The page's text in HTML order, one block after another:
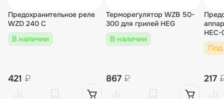
Предохранительное реле
WZD 240 C
В наличии
421 ₽
Терморегулятор WZB 50-
300 для грилей HEG
В наличии
867 ₽
HEC-
Под
217